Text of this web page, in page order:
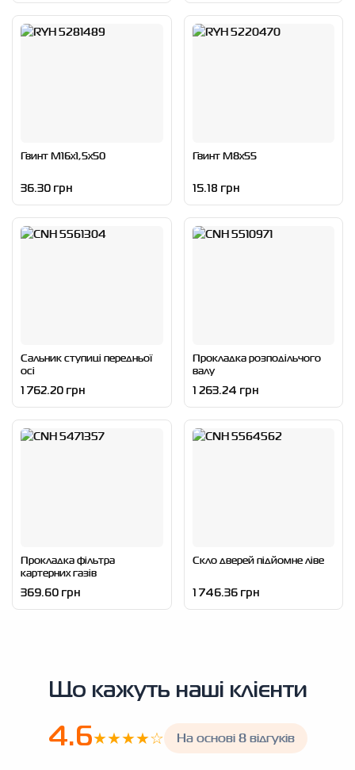
Гвинт M16x1,5x50
36.30 грн
Гвинт M8x55
15.18 грн
Сальник ступиці передньої
осі
1 762.20 грн
Прокладка розподільчого
валу
1 263.24 грн
Прокладка фільтра
картерних газів
369.60 грн
Скло дверей підйомне ліве
1 746.36 грн
Що кажуть наші клієнти
4.6★★★★☆ На основі 8 відгуків